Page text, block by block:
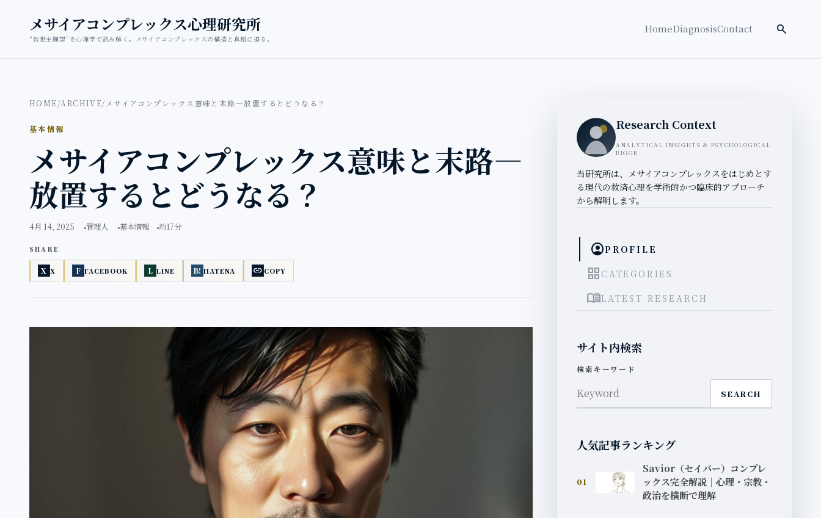
メサイアコンプレックス心理研究所
“救世主願望”を心理学で読み解く。メサイアコンプレックスの構造と真相に迫る。
HomeDiagnosisContact 検索を開く
search
HOME/ARCHIVE/ メサイアコンプレックス意味と末路―放置するとどうなる？
基本情報
メサイアコンプレックス意味と末路―
放置するとどうなる？
4月 14, 2025 管理人 基本情報 約17分
SHARE
X X F FACEBOOK L LINE B! HATENA link COPY
Research Context
ANALYTICAL INSIGHTS & PSYCHOLOGICAL
RIGOR
当研究所は、メサイアコンプレックスをはじめとす
る現代の救済心理を学術的かつ臨床的アプローチ
から解明します。
account_circlePROFILE
grid_view CATEGORIES
menu_bookLATEST RESEARCH
サイト内検索
検索キーワード
SEARCH
人気記事ランキング
01
Savior（セイバー）コンプレ
ックス完全解説｜心理・宗教・
政治を横断で理解